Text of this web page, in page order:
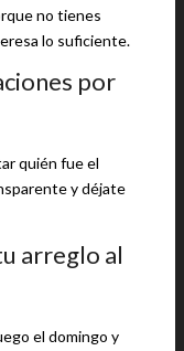
no tienes
lo suficiente.
por
quién fue el
y déjate
arreglo al
el domingo y